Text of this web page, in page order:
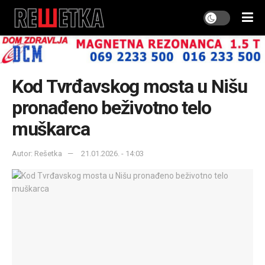
Kod Tvrđavskog mosta u Nišu
pronađeno beživotno telo
muškarca
Autor: Rešetka 21.01.2026. - 14:03